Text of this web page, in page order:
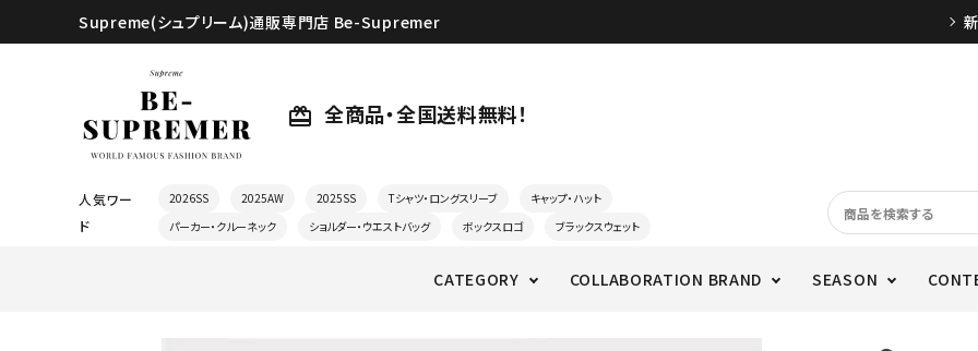
Supreme(シュプリーム)通販専門店 Be-Supremer
card_giftcard 全商品・全国送料無料！
人気ワー
ド
2026SS 2025AW 2025SS Tシャツ・ロングスリーブ
キャップ・ハット
パーカー・クルーネック
ショルダー・ウエストバッグ ボックスロゴ ブラックスウェット
CATEGORY COLLABORATION BRAND SEASON